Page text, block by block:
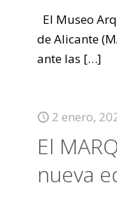
El Museo
de Alicante
ante las […]
2 enero,
El
nueva